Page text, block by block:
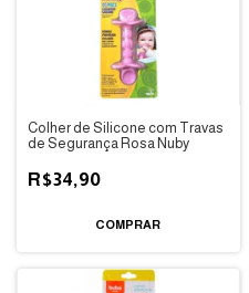
Colher de Silicone com Travas
de Segurança Rosa Nuby
R$34,90